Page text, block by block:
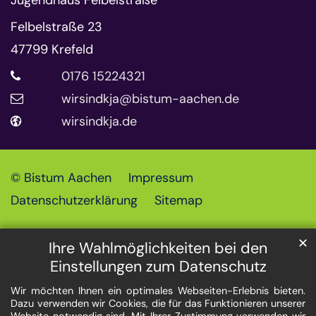
Ihre Wahlmöglichkeiten bei den
Einstellungen zum Datenschutz
Wir möchten Ihnen ein optimales Webseiten-Erlebnis bieten.
Dazu verwenden wir Cookies, die für das Funktionieren unserer
✕
Felbelstraße 23
47799 Krefeld
0176 15224321
wirsindkja@bistum-aachen.de
wirsindkja.de
© Bistum Aachen
Impressum
Datenschutzerklärung
Sitemap